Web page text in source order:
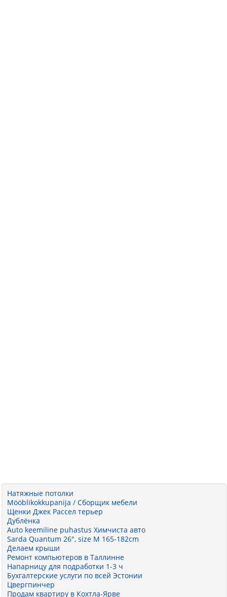
Натяжные потолки
Mööblikokkupanija / Сборщик мебели
Щенки Джек Рассел терьер
Дублёнка
Auto keemiline puhastus Химчиста авто
Sarda Quantum 26", size M 165-182cm
Делаем крыши
Ремонт компьютеров в Таллинне
Напарницу для подработки 1-3 ч
Бухгалтерские услуги по всей Эстонии
Цвергпинчер
Продам квартиру в Кохтла-Ярве